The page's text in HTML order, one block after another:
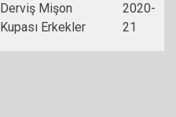
Derviş Mişon
Kupası Erkekler
2020-
21